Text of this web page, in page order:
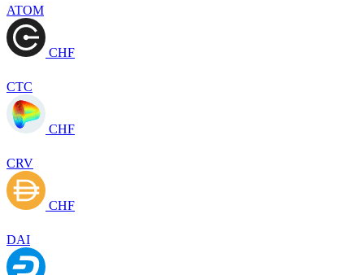
ATOM
CHF
CTC
CHF
CRV
CHF
DAI